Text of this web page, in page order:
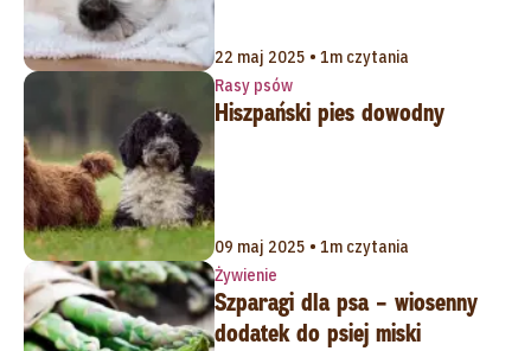
22 maj 2025 • 1m czytania
Rasy psów
Hiszpański pies dowodny
09 maj 2025 • 1m czytania
Żywienie
Szparagi dla psa – wiosenny
dodatek do psiej miski